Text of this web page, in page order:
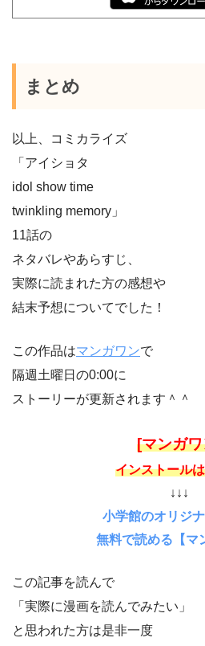
まとめ
以上、コミカライズ
「アイショタ
idol show time
twinkling memory」
11話の
ネタバレやあらすじ、
実際に読まれた方の感想や
結末予想についてでした！
この作品はマンガワンで
隔週土曜日の0:00に
ストーリーが更新されます＾＾
[マンガ
インストール
↓↓↓
小学館のオリジ
無料で読める【マ
この記事を読んで
「実際に漫画を読んでみたい」
と思われた方は是非一度